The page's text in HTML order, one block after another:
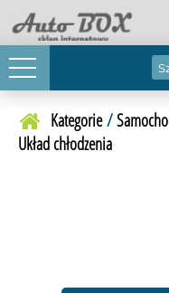
Kategorie/
Układ chłodzenia